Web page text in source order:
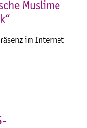
Muslime
im Internet